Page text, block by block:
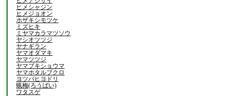
ヒメシャジン
ヒメジョオン
ホザキシモツケ
ミズヒキ
ミヤマカラマツソウ
ヤシオツツジ
ヤナギラン
ヤマオダマキ
ヤマツツジ
ヤマブキショウマ
ヤマホタルブクロ
ヨツバヒヨドリ
蝋梅(ろうばい)
ワタスゲ